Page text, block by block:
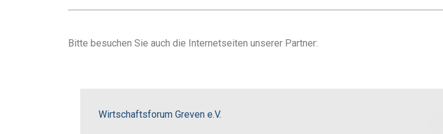
Bitte besuchen Sie auch die Internetseiten unserer Partner:
Wirtschaftsforum Greven e.V.